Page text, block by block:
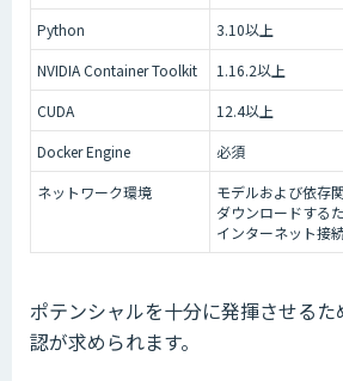
Python
3.10以上
NVIDIA Container Toolkit
1.16.2以上
CUDA
12.4以上
Docker Engine
必須
ネットワーク環境
モデルおよび依存
ダウンロードする
インターネット接
ポテンシャルを十分に発揮させる
認が求められます。